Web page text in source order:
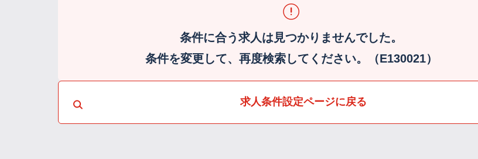
条件に合う求人は見つかりませんでした。
条件を変更して、再度検索してください。（E130021）
求人条件設定ページに戻る